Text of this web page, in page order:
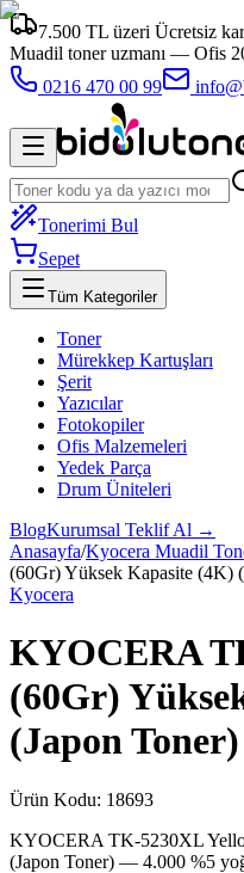
7.500 TL üzeri Ücretsiz
Muadil toner uzmanı — Ofis
0216 470 00 99
Tonerimi Bul
Sepet
Tüm Kategoriler
Toner
Mürekkep Kartuşları
Şerit
Yazıcılar
Fotokopiler
Ofis Malzemeleri
Yedek Parça
Drum Üniteleri
BlogKurumsal Teklif Al →
Anasayfa/Kyocera Muadil
(60Gr) Yüksek Kapasite (4K)
Kyocera
KYOCERA
(60Gr)
(Japon Toner)
Ürün Kodu: 18693
KYOCERA TK-5230XL
(Japon Toner) — 4.000 %5